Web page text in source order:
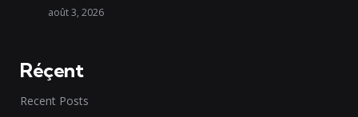
août 3, 2026
Réçent
Recent Posts